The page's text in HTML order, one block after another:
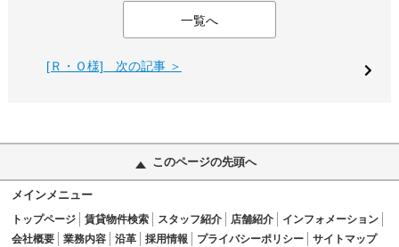
一覧へ
[Ｒ・Ｏ様] 次の記事 ＞
このページの先頭へ
メインメニュー
トップページ 賃貸物件検索 スタッフ紹介 店舗紹介
インフォメーション
会社概要
業務内容 沿革 採用情報 プライバシーポリシー サイトマップ